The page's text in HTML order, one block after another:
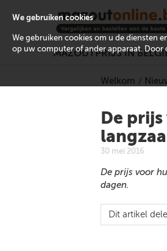
MAZOUTPRIJS IN
Welkom
De
30 mei 2016
De prijs voor
dagen.
Dit artikel
We gebruiken cookies
We gebruiken cookies om u de diensten
op uw computer of ander apparaat. Door